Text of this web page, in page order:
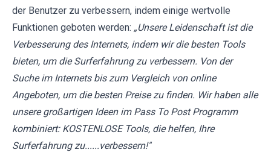
der Benutzer zu verbessern, indem einige wertvolle
Funktionen geboten werden: „Unsere Leidenschaft ist die
Verbesserung des Internets, indem wir die besten Tools
bieten, um die Surferfahrung zu verbessern. Von der
Suche im Internets bis zum Vergleich von online
Angeboten, um die besten Preise zu finden. Wir haben alle
unsere großartigen Ideen im Pass To Post Programm
kombiniert: KOSTENLOSE Tools, die helfen, Ihre
Surferfahrung zu......verbessern!"